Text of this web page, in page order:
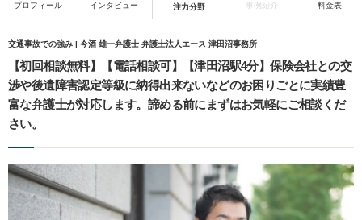
プロフィール インタビュー 注力分野 事例紹介 料金表
交通事故での強み | 今酒 雄一弁護士 弁護士法人エース 津田沼事務所
【初回相談無料】【電話相談可】【津田沼駅4分】保険会社との交
渉や後遺障害認定等級に納得出来ないなどのお困りごとに実績豊
富な弁護士が対応します。諦める前にまずはお気軽にご相談くだ
さい。